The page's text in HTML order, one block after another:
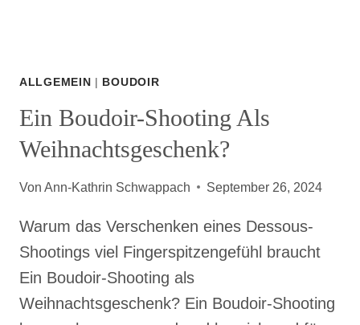
ALLGEMEIN | BOUDOIR
Ein Boudoir-Shooting Als
Weihnachtsgeschenk?
Von Ann-Kathrin Schwappach September 26, 2024
Warum das Verschenken eines Dessous-
Shootings viel Fingerspitzengefühl braucht
Ein Boudoir-Shooting als
Weihnachtsgeschenk? Ein Boudoir-Shooting